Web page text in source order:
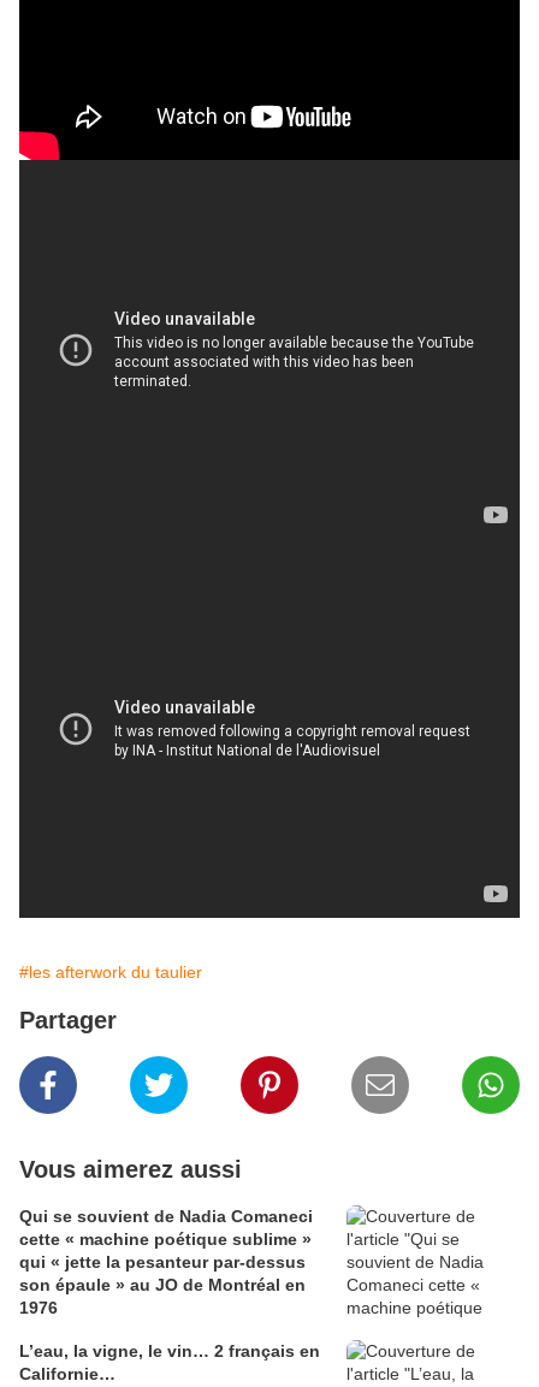
#les afterwork du taulier
Partager
Vous aimerez aussi
Qui se souvient de Nadia Comaneci
cette « machine poétique sublime »
qui « jette la pesanteur par-dessus
son épaule » au JO de Montréal en
1976
L’eau, la vigne, le vin… 2 français en
Californie…